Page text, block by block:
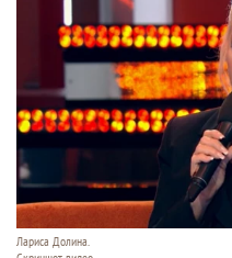
Лариса Долина.